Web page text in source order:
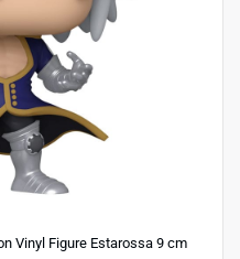
Vinyl Figure Estarossa 9 cm